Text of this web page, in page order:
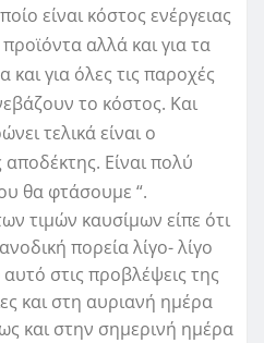
είναι κόστος ενέργειας
αλλά και για τα
για όλες τις παροχές
το κόστος. Και
τελικά είναι ο
Είναι πολύ
θα φτάσουμε “.
τιμών καυσίμων είπε ότι
πορεία λίγο- λίγο
στις προβλέψεις της
και στη αυριανή ημέρα
και στην σημερινή ημέρα